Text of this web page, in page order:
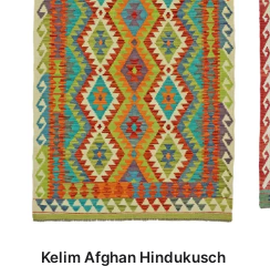
Kelim Afghan Hindukusch